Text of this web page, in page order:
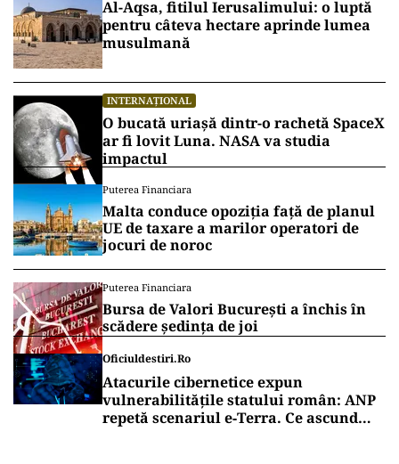
Al-Aqsa, fitilul Ierusalimului: o luptă
pentru câteva hectare aprinde lumea
musulmană
INTERNAȚIONAL
O bucată uriașă dintr-o rachetă SpaceX
ar fi lovit Luna. NASA va studia
impactul
Puterea Financiara
Malta conduce opoziția față de planul
UE de taxare a marilor operatori de
jocuri de noroc
Puterea Financiara
Bursa de Valori București a închis în
scădere ședința de joi
Oficiuldestiri.ro
Atacurile cibernetice expun
vulnerabilitățile statului român: ANP
repetă scenariul e‑Terra. Ce ascund